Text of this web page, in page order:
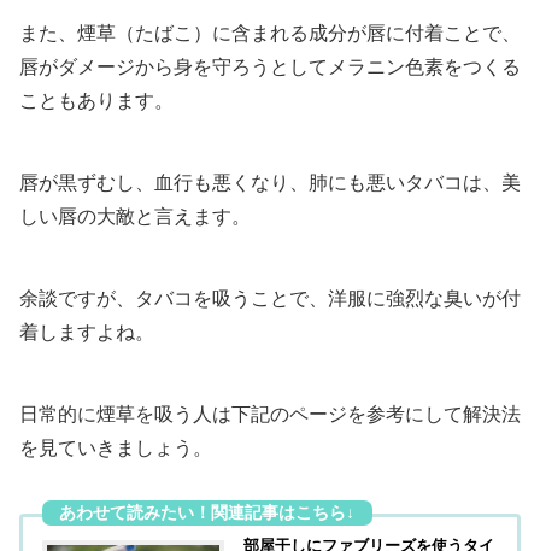
また、煙草（たばこ）に含まれる成分が唇に付着ことで、
唇がダメージから身を守ろうとしてメラニン色素をつくる
こともあります。
唇が黒ずむし、血行も悪くなり、肺にも悪いタバコは、美
しい唇の大敵と言えます。
余談ですが、タバコを吸うことで、洋服に強烈な臭いが付
着しますよね。
日常的に煙草を吸う人は下記のページを参考にして解決法
を見ていきましょう。
部屋干しにファブリーズを使うタイ